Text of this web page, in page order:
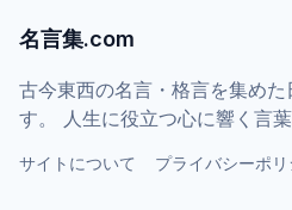
名言集.com
古今東西の名言・格言を集め
す。 人生に役立つ心に響く言葉
サイトについて プライバシーポリ